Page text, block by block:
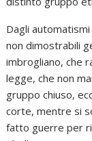
Dagli
non dimostrabili
imbrogliano, che
legge, che non
gruppo chiuso,
corte, mentre si
fatto guerre per